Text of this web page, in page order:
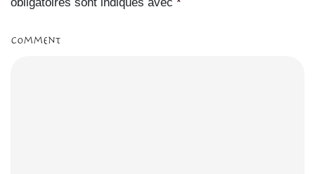
Comment